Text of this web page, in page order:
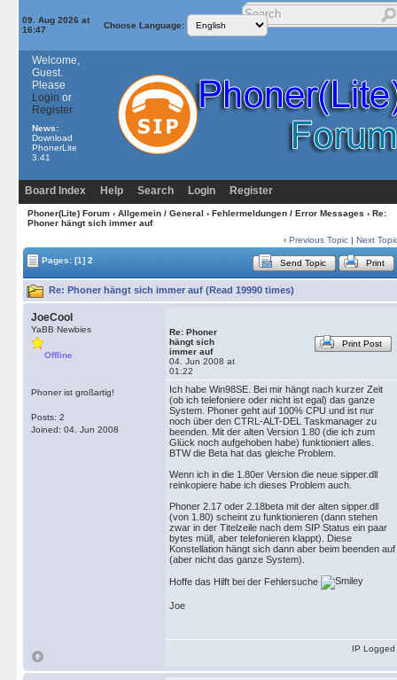
09. Aug 2026 at
16:47
Choose Language:
Welcome,
Guest.
Please
Login or
Register
News:
Download
PhonerLite
3.41
Board Index Help Search Login Register
Phoner(Lite) Forum› Allgemein / General › Fehlermeldungen / Error Messages › Re:
Phoner hängt sich immer auf
‹ Previous Topic | Next
Pages: [1] 2 Send Topic Print
Re: Phoner hängt sich immer auf (Read 19990 times)
JoeCool
YaBB Newbies
Offline
Phoner ist großartig!
Posts: 2
Joined: 04. Jun 2008
Re: Phoner
hängt sich
immer auf
04. Jun 2008 at
01:22
Print Post
Ich habe Win98SE. Bei mir hängt nach kurzer Zeit
(ob ich telefoniere oder nicht ist egal) das ganze
System. Phoner geht auf 100% CPU und ist nur
noch über den CTRL-ALT-DEL Taskmanager zu
beenden. Mit der alten Version 1.80 (die ich zum
Glück noch aufgehoben habe) funktioniert alles.
BTW die Beta hat das gleiche Problem.
Wenn ich in die 1.80er Version die neue sipper.dll
reinkopiere habe ich dieses Problem auch.
Phoner 2.17 oder 2.18beta mit der alten sipper.dll
(von 1.80) scheint zu funktionieren (dann stehen
zwar in der Titelzeile nach dem SIP Status ein paar
bytes müll, aber telefonieren klappt). Diese
Konstellation hängt sich dann aber beim beenden auf
(aber nicht das ganze System).
Hoffe das Hilft bei der Fehlersuche
Joe
IP Logged